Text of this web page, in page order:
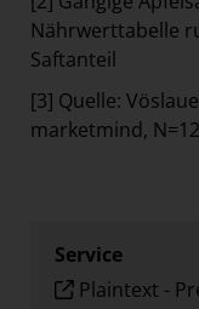
Nährwerttabelle
Saftanteil
[3] Quelle:
marketmind,
Service
Plaintext -